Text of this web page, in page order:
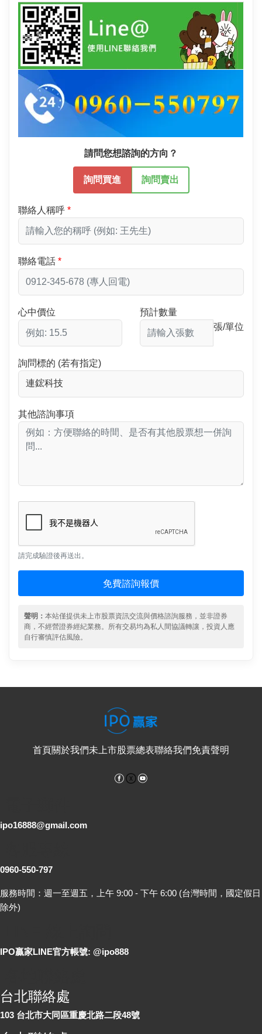
請問您想諮詢的方向？
詢問買進 詢問賣出
聯絡人稱呼
聯絡電話
心中價位
預計數量
張/單位
詢問標的 (若有指定)
其他諮詢事項
請完成驗證後再送出。
免費諮詢報價
聲明： 本站僅提供未上市股票資訊交流與價格諮詢服務，並非證券
商，不經營證券經紀業務。所有交易均為私人間協議轉讓，投資人應
自行審慎評估風險。
首頁關於我們未上市股票總表聯絡我們免責聲明
Facebook
ipo16888@gmail.com
0960-550-797
服務時間：週一至週五，上午 9:00 - 下午 6:00 (台灣時間，國定假日
除外)
IPO贏家LINE官方帳號: @ipo888
台北聯絡處
103 台北市大同區重慶北路二段48號